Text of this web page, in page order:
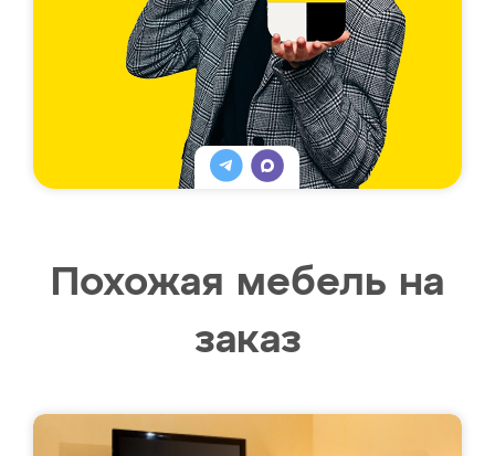
Похожая мебель на
заказ